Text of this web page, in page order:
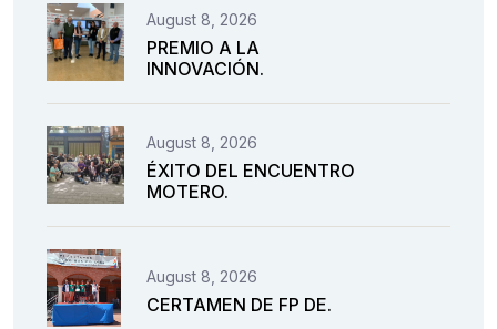
August 8, 2026
PREMIO A LA
INNOVACIÓN.
August 8, 2026
ÉXITO DEL ENCUENTRO
MOTERO.
August 8, 2026
CERTAMEN DE FP DE.